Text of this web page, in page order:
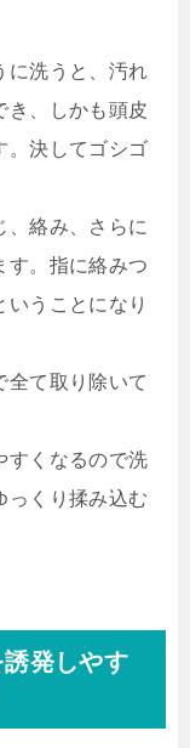
に洗うと、汚れ
き、しかも頭皮
。決してゴシゴ
、絡み、さらに
す。指に絡みつ
うことになり
全て取り除いて
すくなるので洗
っくり揉み込む
発しやす